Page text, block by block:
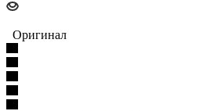
Оригинал